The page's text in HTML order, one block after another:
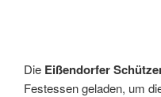
Die Eißendorfer
Festessen geladen, um